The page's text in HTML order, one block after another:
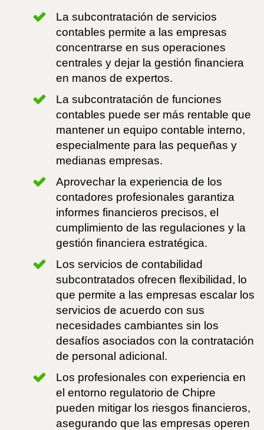
La subcontratación de servicios
contables permite a las empresas
concentrarse en sus operaciones
centrales y dejar la gestión financiera
en manos de expertos.
La subcontratación de funciones
contables puede ser más rentable que
mantener un equipo contable interno,
especialmente para las pequeñas y
medianas empresas.
Aprovechar la experiencia de los
contadores profesionales garantiza
informes financieros precisos, el
cumplimiento de las regulaciones y la
gestión financiera estratégica.
Los servicios de contabilidad
subcontratados ofrecen flexibilidad, lo
que permite a las empresas escalar los
servicios de acuerdo con sus
necesidades cambiantes sin los
desafíos asociados con la contratación
de personal adicional.
Los profesionales con experiencia en
el entorno regulatorio de Chipre
pueden mitigar los riesgos financieros,
asegurando que las empresas operen